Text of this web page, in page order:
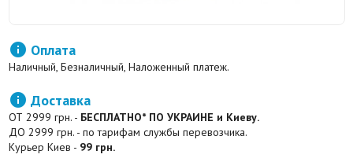
 Оплата
Наличный, Безналичный, Наложенный платеж.
 Доставка
ОТ 2999 грн. - БЕСПЛАТНО* ПО УКРАИНЕ и Киеву.
ДО 2999 грн. - по тарифам службы перевозчика.
Курьер Киев - 99 грн.